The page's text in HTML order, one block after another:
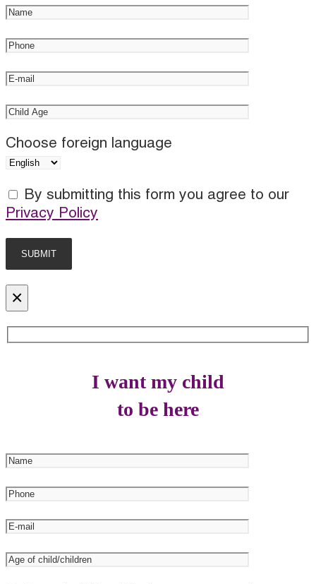
Choose foreign language
By submitting this form you agree to our
Privacy Policy
×
I want my child
to be here